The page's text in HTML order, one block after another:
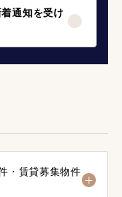
通知を受け
・賃貸募集物件